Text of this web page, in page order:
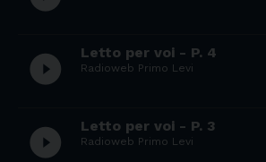
play_circle_filled Letto per voi - P. 4
Radioweb Primo Levi
play_circle_filled Letto per voi - P. 3
Radioweb Primo Levi